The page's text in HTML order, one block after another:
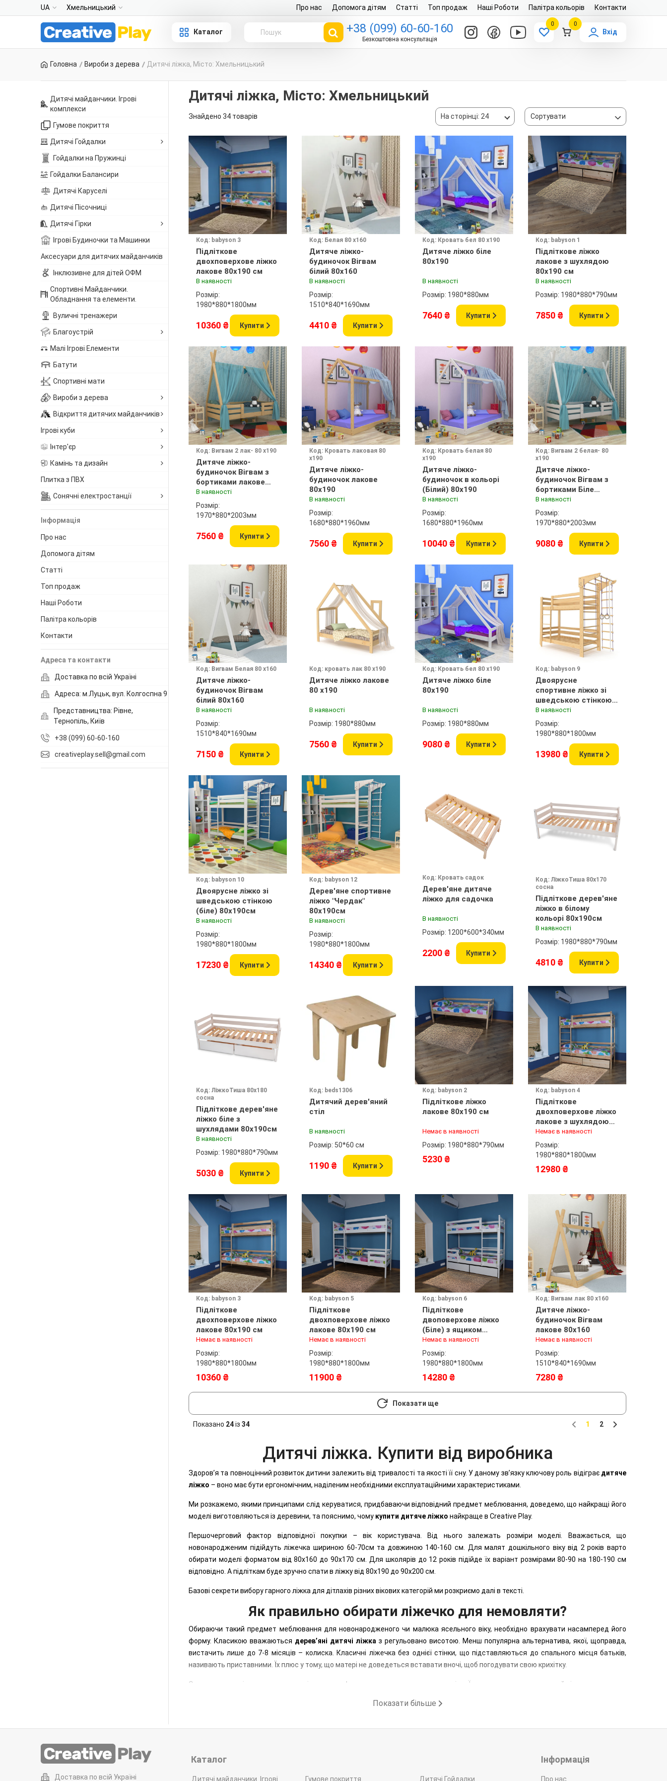
UA Хмельницький Про нас Допомога дітям Статті Топ продаж Наші Роботи Палітра кольорів Контакти
Каталог +38 (099) 60-60-160
Безкоштовна консультація
0 0
Вхід
Головна Вироби з дерева Дитячі ліжка, Місто: Хмельницький
Дитячі майданчики. Ігрові
комплекси
Гумове покриття
Дитячі Гойдалки
Гойдалки на Пружинці
Гойдалки Балансири
Дитячі Каруселі
Дитячі Пісочниці
Дитячі Гірки
Ігрові Будиночки та Машинки
Аксесуари для дитячих майданчиків
Інклюзивне для дітей ОФМ
Спортивні Майданчики.
Обладнання та елементи.
Вуличні тренажери
Благоустрій
Малі Ігрові Елементи
Батути
Спортивні мати
Вироби з дерева
Відкриття дитячих майданчиків
Ігрові куби
Інтер'єр
Камінь та дизайн
Плитка з ПВХ
Сонячні електростанції
Інформація
Про нас
Допомога дітям
Статті
Топ продаж
Наші Роботи
Палітра кольорів
Контакти
Адреса та контакти
Доставка по всій Україні
Адреса: м.Луцьк, вул. Колгоспна 9
Представництва: Рівне,
Тернопіль, Київ
+38 (099) 60-60-160
creativeplay.sell@gmail.com
Дитячі ліжка, Місто: Хмельницький
Знайдено 34 товарів На сторінці: 24 Сортувати
Код: babyson 3
Підліткове
двохповерхове ліжко
лакове 80x190 см
В наявності
Розмір:
1980*880*1800мм
10360 ₴ Купити
Код: Белая 80 х160
Дитяче ліжко-
будиночок Вігвам
білий 80х160
В наявності
Розмір:
1510*840*1690мм
4410 ₴ Купити
Код: Кровать бел 80 х190
Дитяче ліжко біле
80х190
В наявності
Розмір: 1980*880мм
7640 ₴ Купити
Код: babyson 1
Підліткове ліжко
лакове з шухлядою
80x190 см
В наявності
Розмір: 1980*880*790мм
7850 ₴ Купити
Код: Вигвам 2 лак- 80 х190
Дитяче ліжко-
будиночок Вігвам з
бортиками лакове
80х190
В наявності
Розмір:
1970*880*2003мм
7560 ₴ Купити
Код: Кровать лаковая 80
х190
Дитяче ліжко-
будиночок лакове
80х190
В наявності
Розмір:
1680*880*1960мм
7560 ₴ Купити
Код: Кровать белая 80
х190
Дитяче ліжко-
будиночок в кольорі
(Білий) 80х190
В наявності
Розмір:
1680*880*1960мм
10040 ₴ Купити
Код: Вигвам 2 белая- 80
х190
Дитяче ліжко-
будиночок Вігвам з
бортиками Біле
80х190
В наявності
Розмір:
1970*880*2003мм
9080 ₴ Купити
Код: Вигвам Белая 80 х160
Дитяче ліжко-
будиночок Вігвам
білий 80х160
В наявності
Розмір:
1510*840*1690мм
7150 ₴ Купити
Код: кровать лак 80 х190
Дитяче ліжко лакове
80 х190
В наявності
Розмір: 1980*880мм
7560 ₴ Купити
Код: Кровать бел 80 х190
Дитяче ліжко біле
80х190
В наявності
Розмір: 1980*880мм
9080 ₴ Купити
Код: babyson 9
Двоярусне
спортивне ліжко зі
шведською стінкою
80x190см
В наявності
Розмір:
1980*880*1800мм
13980 ₴ Купити
Код: babyson 10
Двоярусне ліжко зі
шведською стінкою
(біле) 80x190см
В наявності
Розмір:
1980*880*1800мм
17230 ₴ Купити
Код: babyson 12
Дерев'яне спортивне
ліжко "Чердак"
80x190см
В наявності
Розмір:
1980*880*1800мм
14340 ₴ Купити
Код: Кровать садок
Дерев'яне дитяче
ліжко для садочка
В наявності
Розмір: 1200*600*340мм
2200 ₴ Купити
Код: ЛіжкоТиша 80х170
сосна
Підліткове дерев'яне
ліжко в білому
кольорі 80x190см
В наявності
Розмір: 1980*880*790мм
4810 ₴ Купити
Код: ЛіжкоТиша 80х180
сосна
Підліткове дерев'яне
ліжко біле з
шухлядами 80x190см
В наявності
Розмір: 1980*880*790мм
5030 ₴ Купити
Код: beds1306
Дитячий дерев'яний
стіл
В наявності
Розмір: 50*60 см
1190 ₴ Купити
Код: babyson 2
Підліткове ліжко
лакове 80x190 см
Немає в наявності
Розмір: 1980*880*790мм
5230 ₴
Код: babyson 4
Підліткове
двохповерхове ліжко
лакове з шухлядою
80x190 см
Немає в наявності
Розмір:
1980*880*1800мм
12980 ₴
Код: babyson 3
Підліткове
двохповерхове ліжко
лакове 80x190 см
Немає в наявності
Розмір:
1980*880*1800мм
10360 ₴
Код: babyson 5
Підліткове
двохповерхове ліжко
лакове 80x190 см
Немає в наявності
Розмір:
1980*880*1800мм
11900 ₴
Код: babyson 6
Підліткове
двоповерхове ліжко
(Біле) з ящиком
80x190 см
Немає в наявності
Розмір:
1980*880*1800мм
14280 ₴
Код: Вигвам лак 80 х160
Дитяче ліжко-
будиночок Вігвам
лакове 80х160
Немає в наявності
Розмір:
1510*840*1690мм
7280 ₴
Показати ще
Показано 24із 34
1
2
Дитячі ліжка. Купити від виробника
Здоров’я та повноцінний розвиток дитини залежить від тривалості та якості її сну. У даному зв’язку ключову роль відіграє дитяче
ліжко – воно має бути ергономічним, наділеним необхідними експлуатаційними характеристиками.
Ми розкажемо, якими принципами слід керуватися, придбаваючи відповідний предмет меблювання, доведемо, що найкращі його
моделі виготовляються із деревини, та пояснимо, чому купити дитяче ліжко найкраще в Creative Рlay.
Першочерговий фактор відповідної покупки – вік користувача. Від нього залежать розміри моделі. Вважається, що
новонародженим підійдуть ліжечка шириною 60-70см та довжиною 140-160 см. Для малят дошкільного віку від 2 років варто
обирати моделі форматом від 80х160 до 90х170 см. Для школярів до 12 років підійде їх варіант розмірами 80-90 на 180-190 см
відповідно. А підліткам буде зручно спати в ліжку від 80х190 до 90х200 см.
Базові секрети вибору гарного ліжка для дітлахів різних вікових категорій ми розкриємо далі в тексті.
Як правильно обирати ліжечко для немовляти?
Обираючи такий предмет меблювання для новонародженого чи малюка ясельного віку, необхідно врахувати насамперед його
форму. Класикою вважаються дерев’яні дитячі ліжка з регульовано висотою. Менш популярна альтернатива, якої, щоправда,
вистачить лише до 7-8 місяців – колиска. Класичні ліжечка без однієї стінки, що підставляються до спального місця батьків,
називають приставними. Їх плюс у тому, що матері не доведеться вставати вночі, щоб погодувати свою крихітку.
Сучасними версіями вважаються ліжка-трансформери з модульною конструкцією. Їх параметри регулюються й підлаштовуються
Як варіант мобільний, дорожній чи переносний, можна використати ліжечко-манеж із прозорими бортиками у вигляді ґрат або
Показати більше
Доставка по всій Україні
Каталог
Дитячі майданчики. Ігрові Гумове покриття Дитячі Гойдалки
Інформація
Про нас